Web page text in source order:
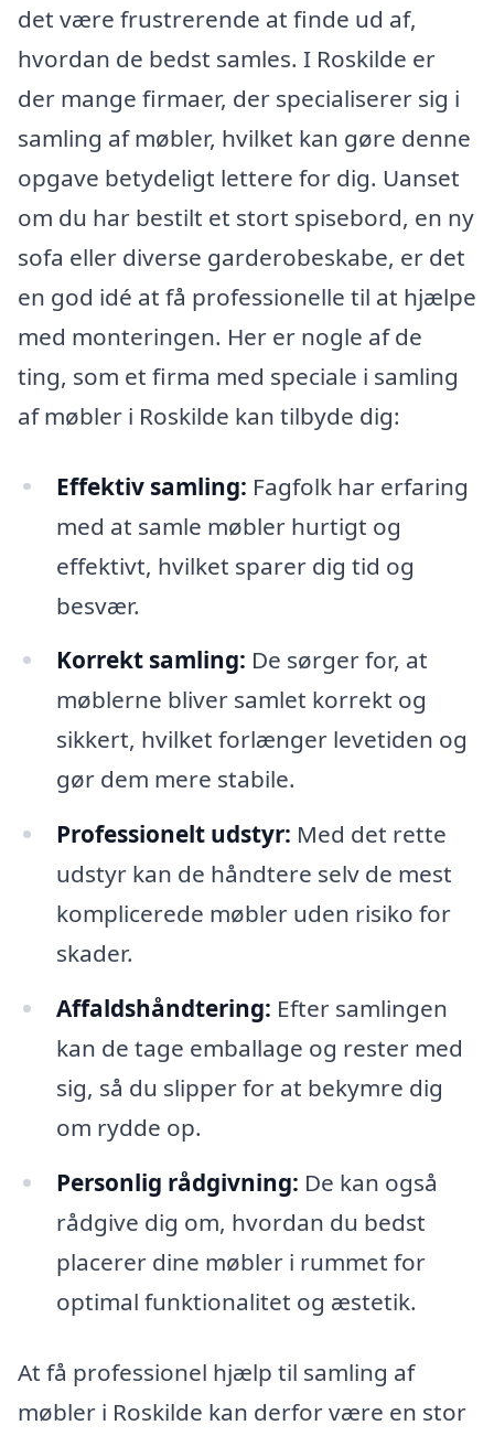
det være frustrerende at finde ud af,
hvordan de bedst samles. I Roskilde er
der mange firmaer, der specialiserer sig i
samling af møbler, hvilket kan gøre denne
opgave betydeligt lettere for dig. Uanset
om du har bestilt et stort spisebord, en ny
sofa eller diverse garderobeskabe, er det
en god idé at få professionelle til at hjælpe
med monteringen. Her er nogle af de
ting, som et firma med speciale i samling
af møbler i Roskilde kan tilbyde dig:
Effektiv samling: Fagfolk har erfaring
med at samle møbler hurtigt og
effektivt, hvilket sparer dig tid og
besvær.
Korrekt samling: De sørger for, at
møblerne bliver samlet korrekt og
sikkert, hvilket forlænger levetiden og
gør dem mere stabile.
Professionelt udstyr: Med det rette
udstyr kan de håndtere selv de mest
komplicerede møbler uden risiko for
skader.
Affaldshåndtering: Efter samlingen
kan de tage emballage og rester med
sig, så du slipper for at bekymre dig
om rydde op.
Personlig rådgivning: De kan også
rådgive dig om, hvordan du bedst
placerer dine møbler i rummet for
optimal funktionalitet og æstetik.
At få professionel hjælp til samling af
møbler i Roskilde kan derfor være en stor